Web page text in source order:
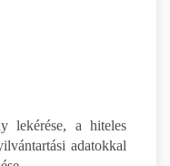
lekérése, a hiteles
adatokkal